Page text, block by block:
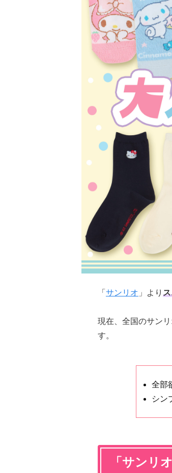
「 サンリオ 」より
現在、全国のサン
す。
全部
シン
「サンリ